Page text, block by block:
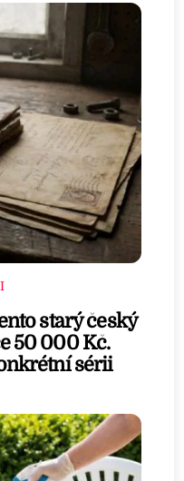
starý český
50 000 Kč.
sérii